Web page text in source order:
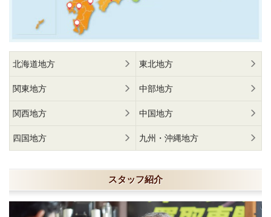
北海道地方 東北地方
関東地方 中部地方
関西地方 中国地方
四国地方 九州・沖縄地方
スタッフ紹介